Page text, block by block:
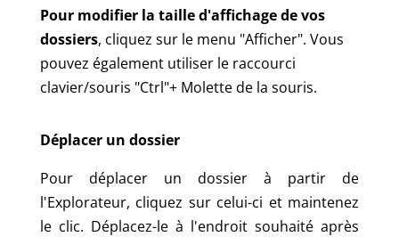
Pour modifier la taille d'affichage de vos
dossiers, cliquez sur le menu "Afficher". Vous
pouvez également utiliser le raccourci
clavier/souris "Ctrl"+ Molette de la souris.
Déplacer un dossier
Pour déplacer un dossier à partir de
l'Explorateur, cliquez sur celui-ci et maintenez
le clic. Déplacez-le à l'endroit souhaité après